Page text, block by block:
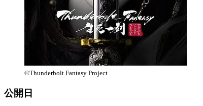
©Thunderbolt Fantasy Project
公開日